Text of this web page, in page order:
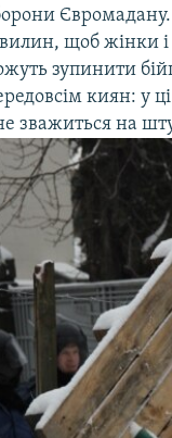
щоб жінки і
зупинити
киян: у
зважиться на